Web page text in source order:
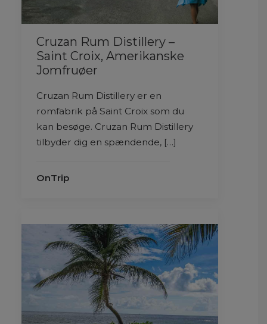
Cruzan Rum Distillery –
Saint Croix, Amerikanske
Jomfruøer
Cruzan Rum Distillery er en
romfabrik på Saint Croix som du
kan besøge. Cruzan Rum Distillery
tilbyder dig en spændende, […]
OnTrip